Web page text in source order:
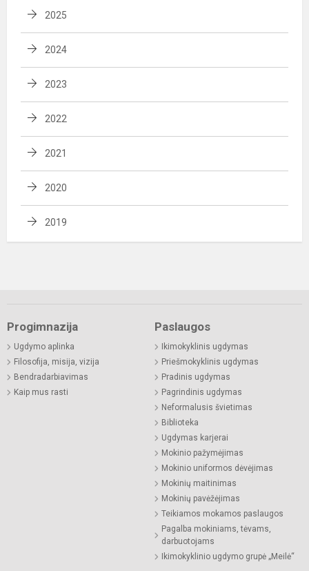
2025
2024
2023
2022
2021
2020
2019
Progimnazija
Ugdymo aplinka
Filosofija, misija, vizija
Bendradarbiavimas
Kaip mus rasti
Paslaugos
Ikimokyklinis ugdymas
Priešmokyklinis ugdymas
Pradinis ugdymas
Pagrindinis ugdymas
Neformalusis švietimas
Biblioteka
Ugdymas karjerai
Mokinio pažymėjimas
Mokinio uniformos dėvėjimas
Mokinių maitinimas
Mokinių pavėžėjimas
Teikiamos mokamos paslaugos
Pagalba mokiniams, tėvams,
darbuotojams
Ikimokyklinio ugdymo grupė „Meilė“